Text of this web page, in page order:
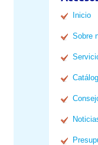
Inicio
Sobre